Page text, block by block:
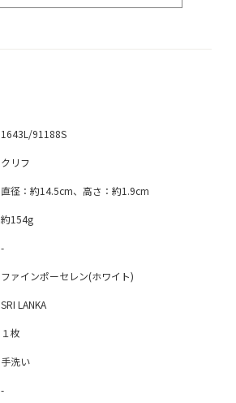
1643L/91188S
クリフ
直径：約14.5cm、高さ：約1.9cm
約154g
-
ファインポーセレン(ホワイト)
SRI LANKA
１枚
手洗い
-